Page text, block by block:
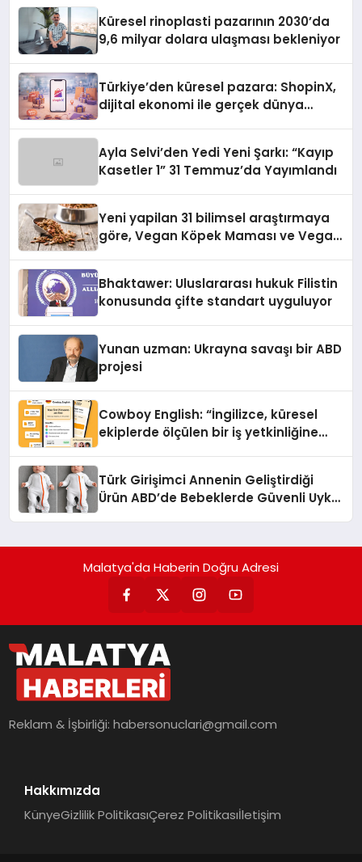
Küresel rinoplasti pazarının 2030’da
9,6 milyar dolara ulaşması bekleniyor
Türkiye’den küresel pazara: ShopinX,
dijital ekonomi ile gerçek dünya
Ayla Selvi’den Yedi Yeni Şarkı: “Kayıp
Kasetler 1” 31 Temmuz’da Yayımlandı
Yeni yapilan 31 bilimsel araştırmaya
göre, Vegan Köpek Maması ve Vegan
Bhaktawer: Uluslararası hukuk Filistin
konusunda çifte standart uyguluyor
Yunan uzman: Ukrayna savaşı bir ABD
projesi
Cowboy English: “İngilizce, küresel
ekiplerde ölçülen bir iş yetkinliğine
Türk Girişimci Annenin Geliştirdiği
Ürün ABD’de Bebeklerde Güvenli Uyku
Malatya'da Haberin Doğru Adresi
Reklam & İşbirliği:habersonuclari@gmail.com
Hakkımızda
KünyeGizlilik PolitikasıÇerez Politikasıİletişim